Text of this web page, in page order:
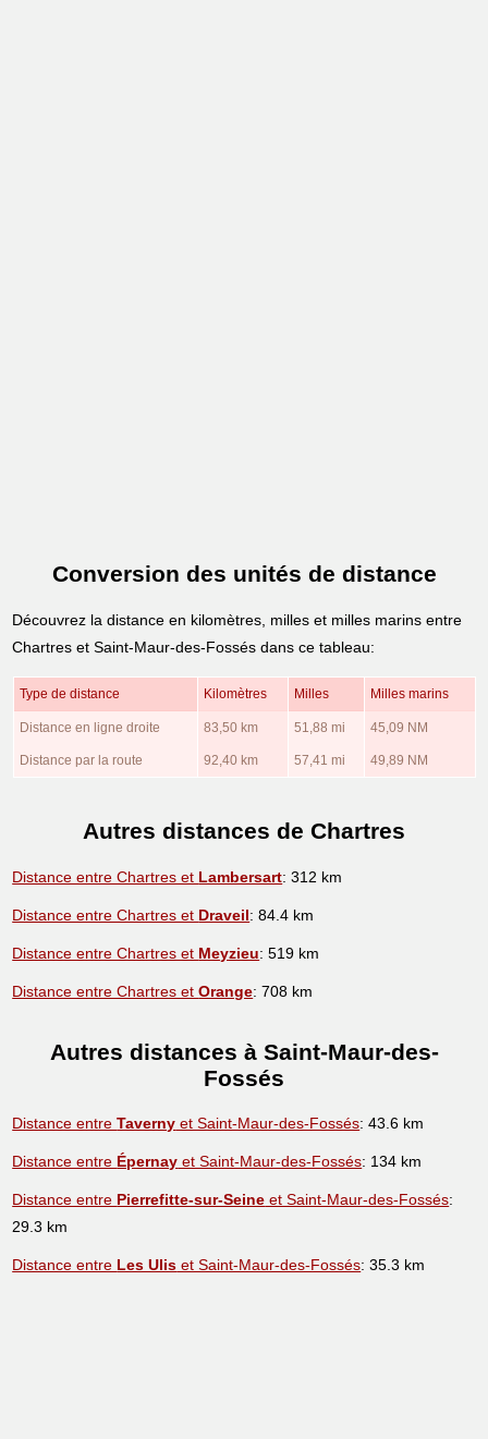
Conversion des unités de distance
Découvrez la distance en kilomètres, milles et milles marins entre
Chartres et Saint-Maur-des-Fossés dans ce tableau:
Type de distance Kilomètres Milles Milles marins
Distance en ligne droite 83,50 km 51,88 mi 45,09 NM
Distance par la route 92,40 km 57,41 mi 49,89 NM
Autres distances de Chartres
Distance entre Chartres et Lambersart: 312 km
Distance entre Chartres et Draveil: 84.4 km
Distance entre Chartres et Meyzieu: 519 km
Distance entre Chartres etOrange: 708 km
Autres distances à Saint-Maur-des-
Fossés
Distance entreTaverny et Saint-Maur-des-Fossés: 43.6 km
Distance entre Épernay et Saint-Maur-des-Fossés: 134 km
Distance entre Pierrefitte-sur-Seine et Saint-Maur-des-Fossés:
29.3 km
Distance entre Les Ulis et Saint-Maur-des-Fossés: 35.3 km